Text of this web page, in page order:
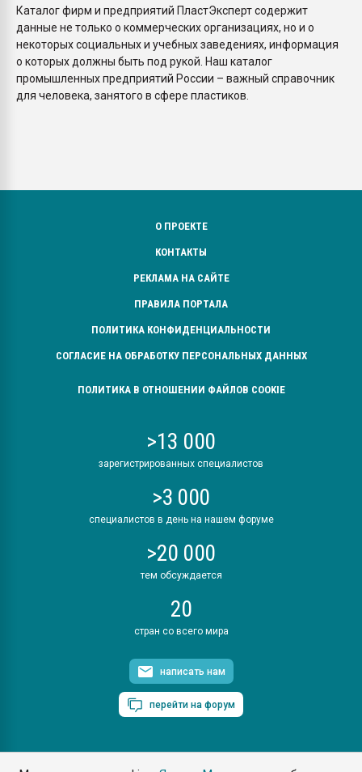
Каталог фирм и предприятий ПластЭксперт содержит
данные не только о коммерческих организациях, но и о
некоторых социальных и учебных заведениях, информация
о которых должны быть под рукой. Наш каталог
промышленных предприятий России – важный справочник
для человека, занятого в сфере пластиков.
О ПРОЕКТЕ
КОНТАКТЫ
РЕКЛАМА НА САЙТЕ
ПРАВИЛА ПОРТАЛА
ПОЛИТИКА КОНФИДЕНЦИАЛЬНОСТИ
СОГЛАСИЕ НА ОБРАБОТКУ ПЕРСОНАЛЬНЫХ ДАННЫХ
ПОЛИТИКА В ОТНОШЕНИИ ФАЙЛОВ COOKIE
>13 000
зарегистрированных специалистов
>3 000
специалистов в день на нашем форуме
>20 000
тем обсуждается
20
стран со всего мира
написать нам
перейти на форум